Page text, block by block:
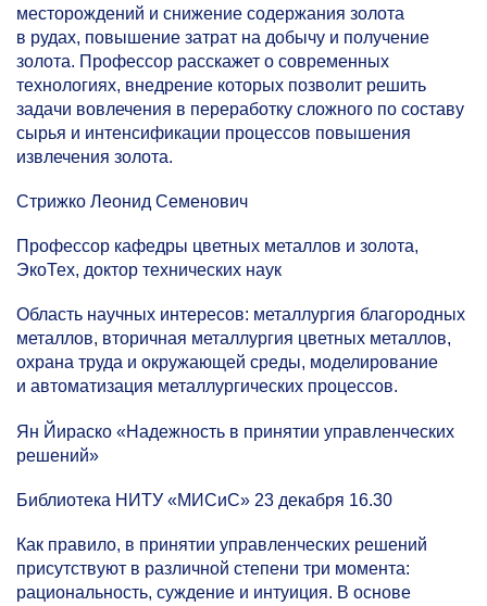
месторождений и снижение содержания золота
в рудах, повышение затрат на добычу и получение
золота. Профессор расскажет о современных
технологиях, внедрение которых позволит решить
задачи вовлечения в переработку сложного по составу
сырья и интенсификации процессов повышения
извлечения золота.
Стрижко Леонид Семенович
Профессор кафедры цветных металлов и золота,
ЭкоТех, доктор технических наук
Область научных интересов: металлургия благородных
металлов, вторичная металлургия цветных металлов,
охрана труда и окружающей среды, моделирование
и автоматизация металлургических процессов.
Ян Йираско «Надежность в принятии управленческих
решений»
Библиотека НИТУ «МИСиС» 23 декабря 16.30
Как правило, в принятии управленческих решений
присутствуют в различной степени три момента:
рациональность, суждение и интуиция. В основе